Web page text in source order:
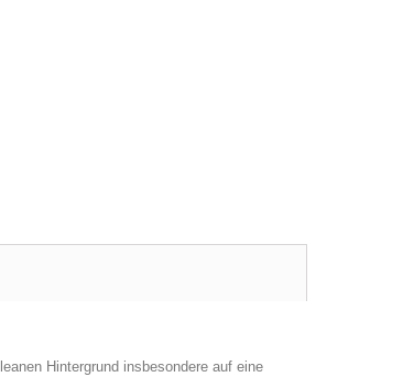
Hintergrund insbesondere auf eine